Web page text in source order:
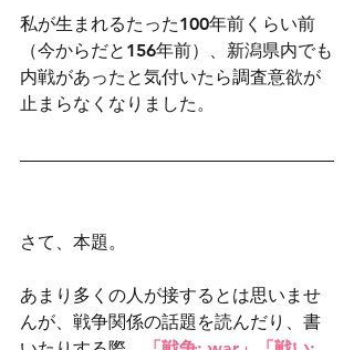
私が生まれるたった100年前くらい前
（今からだと156年前）、新潟県内でも
内戦があったと気付いたら調査意欲が
止まらなくなりました。
さて、本題。
あまり多くの人が接するとは思いませ
んが、戦争関係の話題を読んだり、書